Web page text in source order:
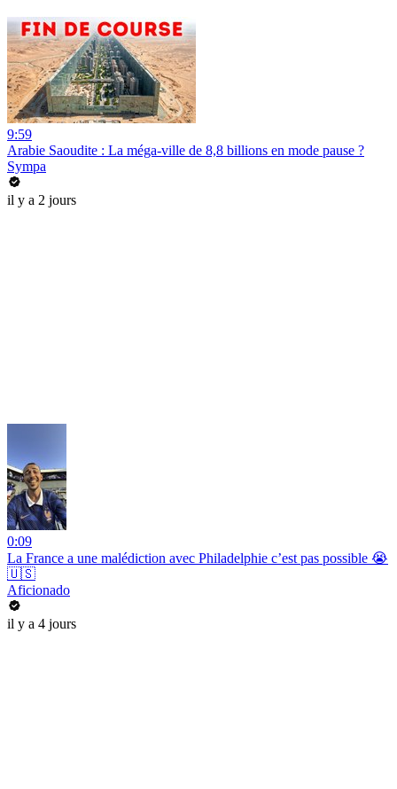
9:59
Arabie Saoudite : La méga-ville de 8,8 billions en mode pause ?
Sympa
il y a 2 jours
0:09
La France a une malédiction avec Philadelphie c’est pas possible 😭
🇺🇸
Aficionado
il y a 4 jours